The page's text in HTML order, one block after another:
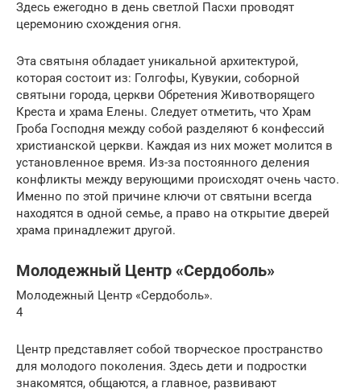
Здесь ежегодно в день светлой Пасхи проводят
церемонию схождения огня.
Эта святыня обладает уникальной архитектурой,
которая состоит из: Голгофы, Кувукии, соборной
святыни города, церкви Обретения Животворящего
Креста и храма Елены. Следует отметить, что Храм
Гроба Господня между собой разделяют 6 конфессий
христианской церкви. Каждая из них может молится в
установленное время. Из-за постоянного деления
конфликты между верующими происходят очень часто.
Именно по этой причине ключи от святыни всегда
находятся в одной семье, а право на открытие дверей
храма принадлежит другой.
Молодежный Центр «Сердоболь»
Молодежный Центр «Сердоболь».
4
Центр представляет собой творческое пространство
для молодого поколения. Здесь дети и подростки
знакомятся, общаются, а главное, развивают